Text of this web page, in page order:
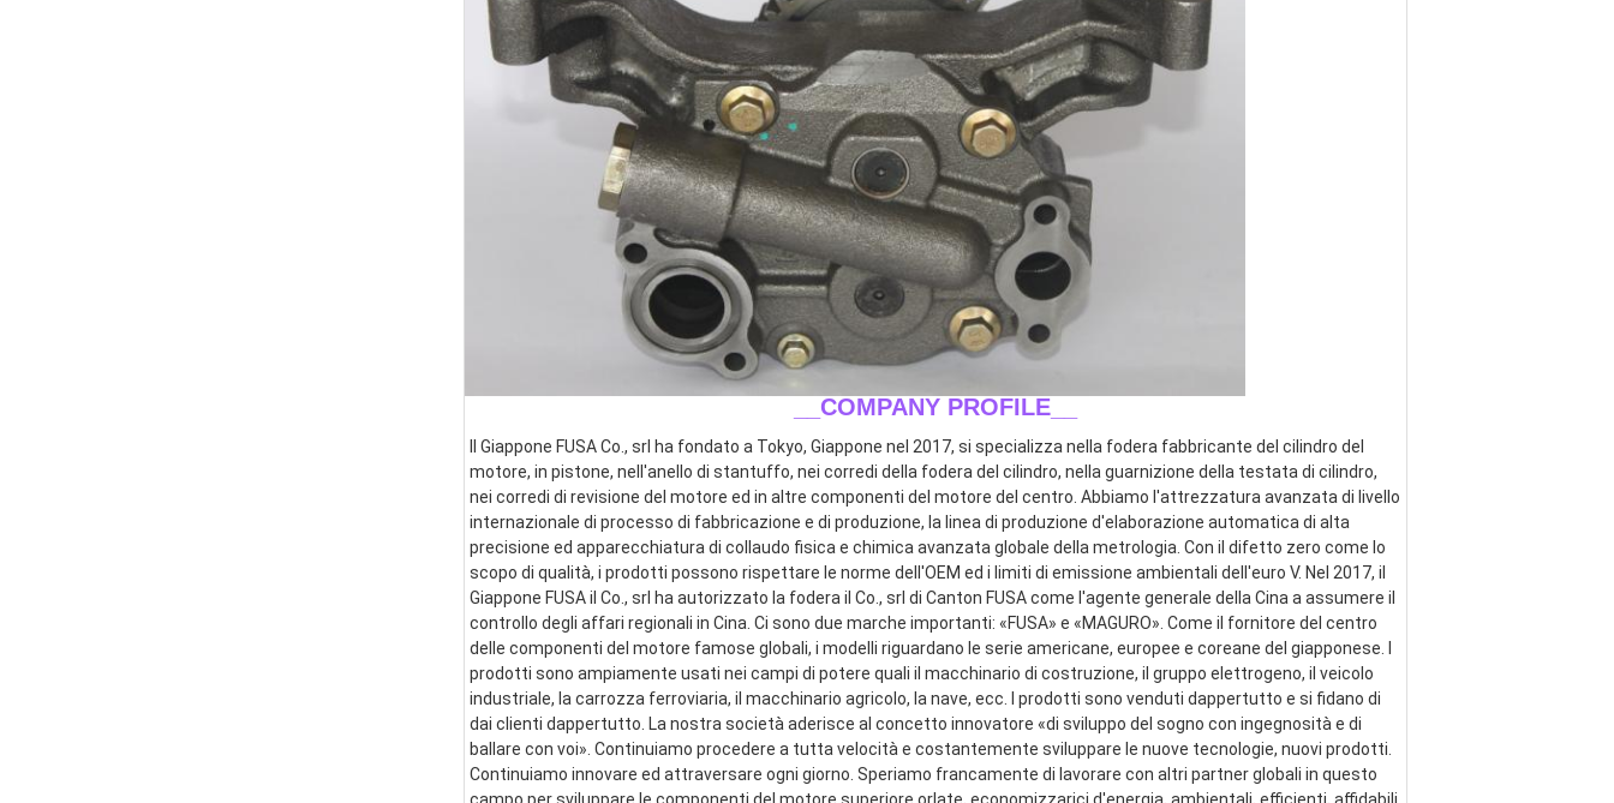
__COMPANY PROFILE__
Il Giappone FUSA Co., srl ha fondato a Tokyo, Giappone nel 2017, si specializza nella fodera fabbricante del cilindro del
motore, in pistone, nell'anello di stantuffo, nei corredi della fodera del cilindro, nella guarnizione della testata di cilindro,
nei corredi di revisione del motore ed in altre componenti del motore del centro. Abbiamo l'attrezzatura avanzata di livello
internazionale di processo di fabbricazione e di produzione, la linea di produzione d'elaborazione automatica di alta
precisione ed apparecchiatura di collaudo fisica e chimica avanzata globale della metrologia. Con il difetto zero come lo
scopo di qualità, i prodotti possono rispettare le norme dell'OEM ed i limiti di emissione ambientali dell'euro V. Nel 2017, il
Giappone FUSA il Co., srl ha autorizzato la fodera il Co., srl di Canton FUSA come l'agente generale della Cina a assumere il
controllo degli affari regionali in Cina. Ci sono due marche importanti: «FUSA» e «MAGURO». Come il fornitore del centro
delle componenti del motore famose globali, i modelli riguardano le serie americane, europee e coreane del giapponese. I
prodotti sono ampiamente usati nei campi di potere quali il macchinario di costruzione, il gruppo elettrogeno, il veicolo
industriale, la carrozza ferroviaria, il macchinario agricolo, la nave, ecc. I prodotti sono venduti dappertutto e si fidano di
dai clienti dappertutto. La nostra società aderisce al concetto innovatore «di sviluppo del sogno con ingegnosità e di
ballare con voi». Continuiamo procedere a tutta velocità e costantemente sviluppare le nuove tecnologie, nuovi prodotti.
Continuiamo innovare ed attraversare ogni giorno. Speriamo francamente di lavorare con altri partner globali in questo